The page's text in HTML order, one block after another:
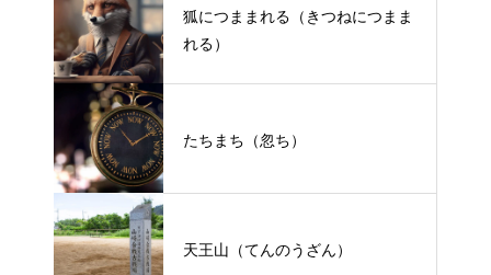
狐につままれる（きつねにつまま
れる）
たちまち（忽ち）
天王山（てんのうざん）